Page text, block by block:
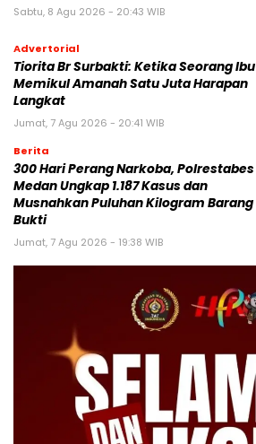
Sabtu, 8 Agu 2026 - 20:43 WIB
Advertorial
Tiorita Br Surbakti: Ketika Seorang Ibu
Memikul Amanah Satu Juta Harapan
Langkat
Jumat, 7 Agu 2026 - 20:41 WIB
Berita
300 Hari Perang Narkoba, Polrestabes
Medan Ungkap 1.187 Kasus dan
Musnahkan Puluhan Kilogram Barang
Bukti
Jumat, 7 Agu 2026 - 19:38 WIB